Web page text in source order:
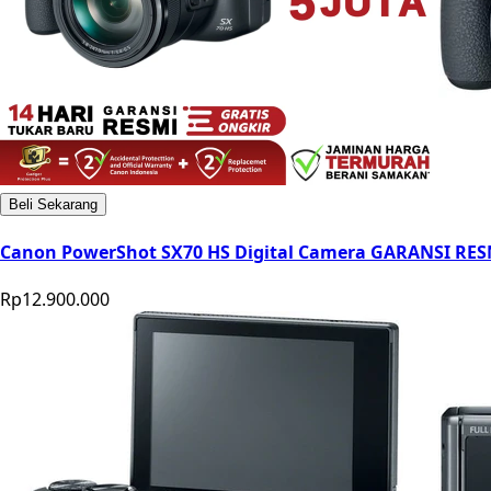
Beli Sekarang
Canon PowerShot SX70 HS Digital Camera GARANSI
Rp12.900.000